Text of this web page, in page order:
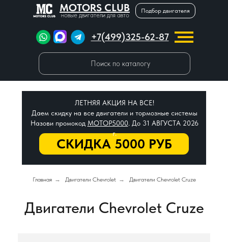
MOTORS CLUB
новые двигатели для авто
Подбор двигателя
+7(499)325-62-87
Поиск по каталогу
СКИДКА 5000 РУБ
ЛЕТНЯЯ АКЦИЯ НА ВСЕ!
Даем скидку на все двигатели и тормозные системы
Назови промокод МОТОР5000. До 31 АВГУСТА 2026
г.
Главная → Двигатели Chevrolet → Двигатели Chevrolet Cruze
Двигатели Chevrolet Cruze